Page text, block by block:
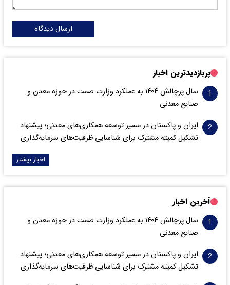
ارسال دیدگاه
پربازدیدترین اخبار
سال پرچالش ۱۴۰۴ به عملکرد وزارت صمت در حوزه معدن و
صنایع معدنی
ایران و پاکستان در مسیر توسعه همکاری‌های معدنی؛ پیشنهاد
تشکیل کمیته مشترک برای شناسایی ظرفیت‌های سرمایه‌گذاری
اخبار بیشتر
آخرین اخبار
سال پرچالش ۱۴۰۴ به عملکرد وزارت صمت در حوزه معدن و
صنایع معدنی
ایران و پاکستان در مسیر توسعه همکاری‌های معدنی؛ پیشنهاد
تشکیل کمیته مشترک برای شناسایی ظرفیت‌های سرمایه‌گذاری